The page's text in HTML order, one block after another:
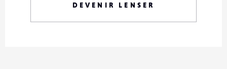
DEVENIR LENSER